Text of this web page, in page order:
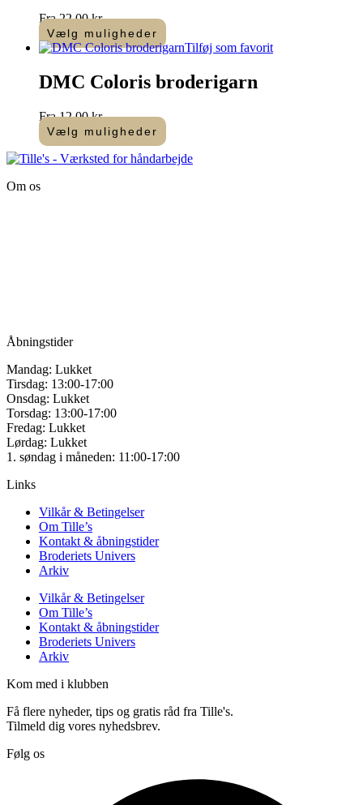
Fra22,00kr.
Vælg muligheder
Dette
har
flere
Mulighederne
kan
vælges
på
Tilføj som favorit
DMC Coloris broderigarn
Fra12,00kr.
Vælg muligheder
Dette
vare
flere
Om os
Åbningstider
Mandag: Lukket
Tirsdag: 13:00-17:00
Onsdag: Lukket
Torsdag: 13:00-17:00
Fredag: Lukket
Lørdag: Lukket
1. søndag i måneden: 11:00-17:00
Links
Vilkår & Betingelser
Om Tille’s
Kontakt & åbningstider
Broderiets Univers
Arkiv
Vilkår & Betingelser
Om Tille’s
Kontakt & åbningstider
Broderiets Univers
Arkiv
Kom med i klubben
Få flere nyheder, tips og gratis råd fra Tille's.
Tilmeld dig vores nyhedsbrev.
Følg os